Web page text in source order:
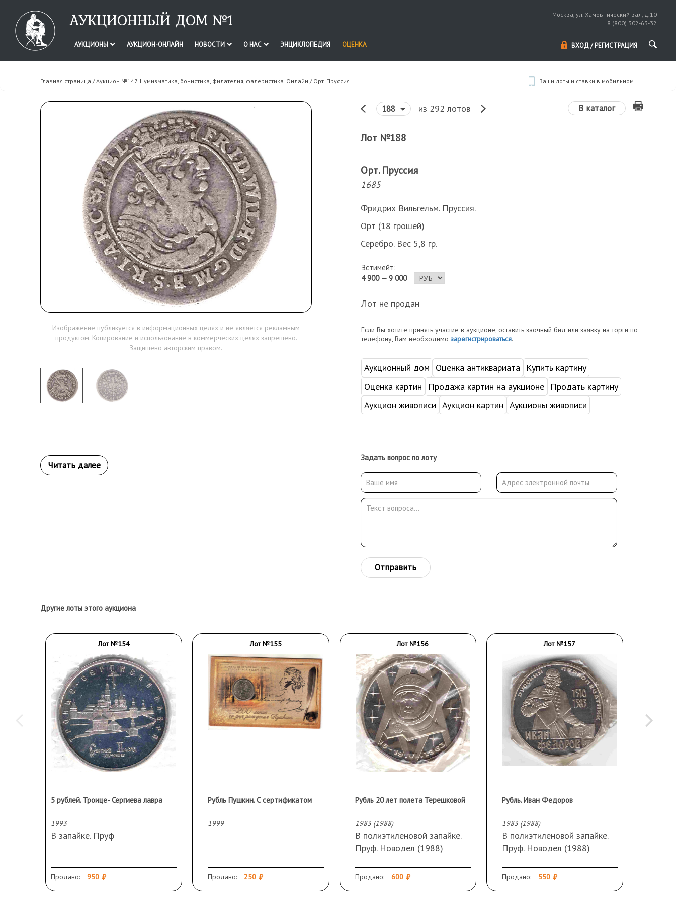
АУКЦИОННЫЙ ДОМ №1
Москва, ул. Хамовнический вал, д.10
8 (800) 302-63-32
АУКЦИОНЫ АУКЦИОН-ОНЛАЙН НОВОСТИ О НАС ЭНЦИКЛОПЕДИЯ ОЦЕНКА ВХОД / РЕГИСТРАЦИЯ
Главная страница /Аукцион №147. Нумизматика, бонистика, филателия, фалеристика. Онлайн / Орт. Пруссия Ваши лоты и ставки в мобильном!
Изображение публикуется в информационных целях и не является рекламным
продуктом. Копирование и использование в коммерческих целях запрещено.
Защищено авторским правом.
188 из 292 лотов В каталог
Лот №188
Орт. Пруссия
1685
Фридрих Вильгельм. Пруссия.
Орт (18 грошей)
Серебро. Вес 5,8 гр.
Эстимейт:
4 900 — 9 000
Лот не продан
Если Вы хотите принять участие в аукционе, оставить заочный бид или заявку на торги по
телефону, Вам необходимо зарегистрироваться.
Аукционный дом Оценка антиквариата
Купить картину
Оценка картин
Продажа картин на аукционе
Продать картину
Аукцион живописи Аукцион картин Аукционы живописи
Задать вопрос по лоту
Отправить
Другие лоты этого аукциона
Лот №154
5 рублей. Троице- Сергиева лавра
1993
В запайке. Пруф
Продано: 950
Лот №155
Рубль Пушкин. С сертификатом
1999
Продано: 250
Лот №156
Рубль 20 лет полета Терешковой
1983 (1988)
В полиэтиленовой запайке.
Пруф. Новодел (1988)
Продано: 600
Лот №157
Рубль. Иван Федоров
1983 (1988)
В полиэтиленовой запайке.
Пруф. Новодел (1988)
Продано: 550